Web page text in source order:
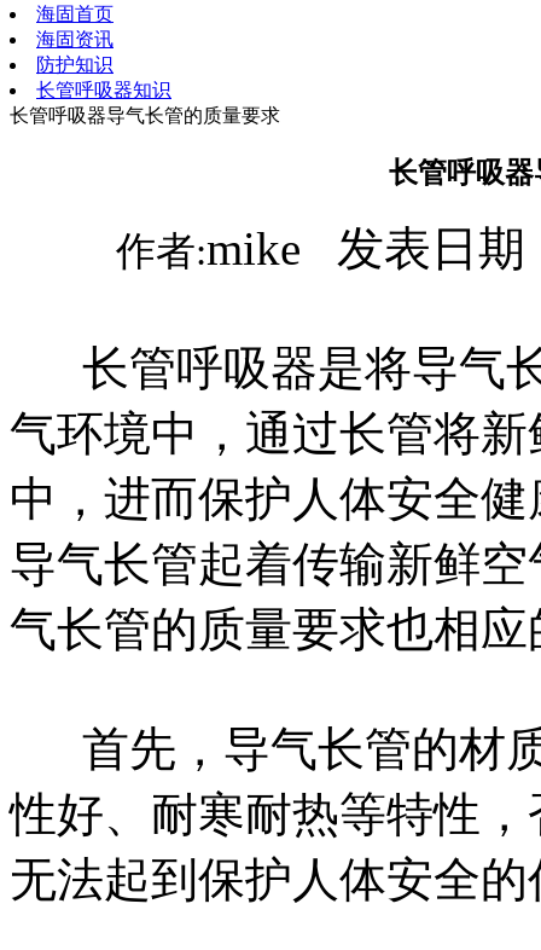
海固首页
海固资讯
防护知识
长管呼吸器知识
长管呼吸器导气长管的质量要求
长管呼吸
作者:mike 发表日
长管呼吸器是将导气
气环境中，通过长管将
中，进而保护人体安全
导气长管起着传输新鲜
气长管的质量要求也相
首先，导气长管的材
性好、耐寒耐热等特性
无法起到保护人体安全的